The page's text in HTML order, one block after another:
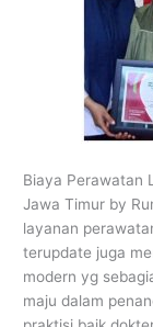
Biaya Perawatan
Jawa Timur by
layanan
terupdate juga
modern yg
maju dalam